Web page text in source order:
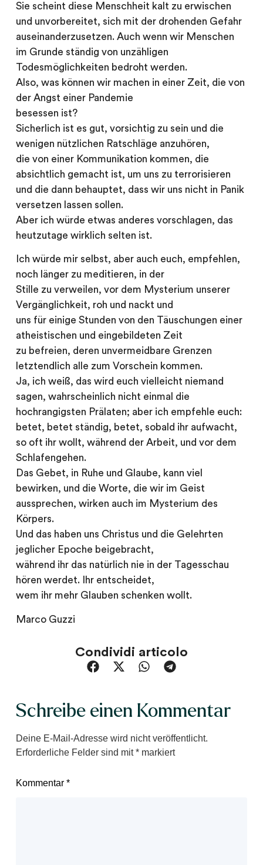
Sie scheint diese Menschheit kalt zu erwischen
und unvorbereitet, sich mit der drohenden Gefahr
auseinanderzusetzen. Auch wenn wir Menschen
im Grunde ständig von unzähligen
Todesmöglichkeiten bedroht werden.
Also, was können wir machen in einer Zeit, die von
der Angst einer Pandemie
besessen ist?
Sicherlich ist es gut, vorsichtig zu sein und die
wenigen nützlichen Ratschläge anzuhören,
die von einer Kommunikation kommen, die
absichtlich gemacht ist, um uns zu terrorisieren
und die dann behauptet, dass wir uns nicht in Panik
versetzen lassen sollen.
Aber ich würde etwas anderes vorschlagen, das
heutzutage wirklich selten ist.
Ich würde mir selbst, aber auch euch, empfehlen,
noch länger zu meditieren, in der
Stille zu verweilen, vor dem Mysterium unserer
Vergänglichkeit, roh und nackt und
uns für einige Stunden von den Täuschungen einer
atheistischen und eingebildeten Zeit
zu befreien, deren unvermeidbare Grenzen
letztendlich alle zum Vorschein kommen.
Ja, ich weiß, das wird euch vielleicht niemand
sagen, wahrscheinlich nicht einmal die
hochrangigsten Prälaten; aber ich empfehle euch:
betet, betet ständig, betet, sobald ihr aufwacht,
so oft ihr wollt, während der Arbeit, und vor dem
Schlafengehen.
Das Gebet, in Ruhe und Glaube, kann viel
bewirken, und die Worte, die wir im Geist
aussprechen, wirken auch im Mysterium des
Körpers.
Und das haben uns Christus und die Gelehrten
jeglicher Epoche beigebracht,
während ihr das natürlich nie in der Tagesschau
hören werdet. Ihr entscheidet,
wem ihr mehr Glauben schenken wollt.
Marco Guzzi
Condividi articolo
Schreibe einen Kommentar
Deine E-Mail-Adresse wird nicht veröffentlicht.
Erforderliche Felder sind mit*markiert
Kommentar *